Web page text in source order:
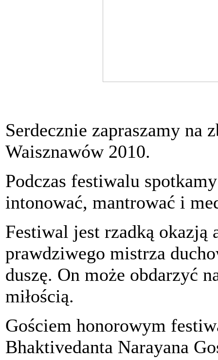
Serdecznie zapraszamy na
Waisznawów 2010.
Podczas festiwalu
intonować, mantrować i
Festiwal jest rzadką okazją
prawdziwego mistrza
duszę. On może obdarzyć
miłością.
Gościem honorowym
Bhaktivedanta Narayana